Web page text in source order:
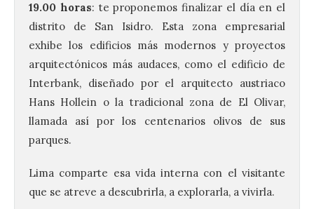
19.00 horas: te proponemos finalizar el día en el
distrito de San Isidro. Esta zona empresarial
exhibe los edificios más modernos y proyectos
arquitectónicos más audaces, como el edificio de
Interbank, diseñado por el arquitecto austriaco
Hans Hollein o la tradicional zona de El Olivar,
llamada así por los centenarios olivos de sus
parques.
Lima comparte esa vida interna con el visitante
que se atreve a descubrirla, a explorarla, a vivirla.